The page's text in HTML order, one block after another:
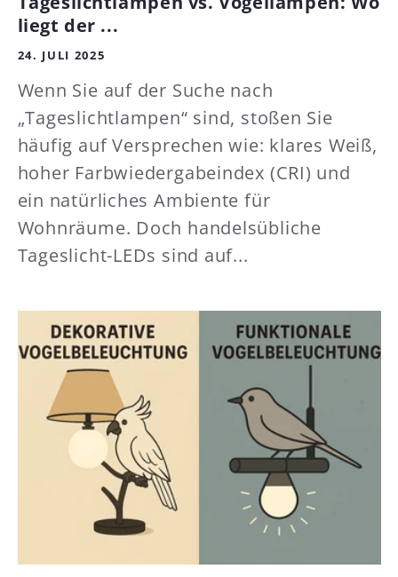
liegt der ...
24. JULI 2025
Wenn Sie auf der Suche nach
„Tageslichtlampen“ sind, stoßen Sie
häufig auf Versprechen wie: klares Weiß,
hoher Farbwiedergabeindex (CRI) und
ein natürliches Ambiente für
Wohnräume. Doch handelsübliche
Tageslicht-LEDs sind auf...